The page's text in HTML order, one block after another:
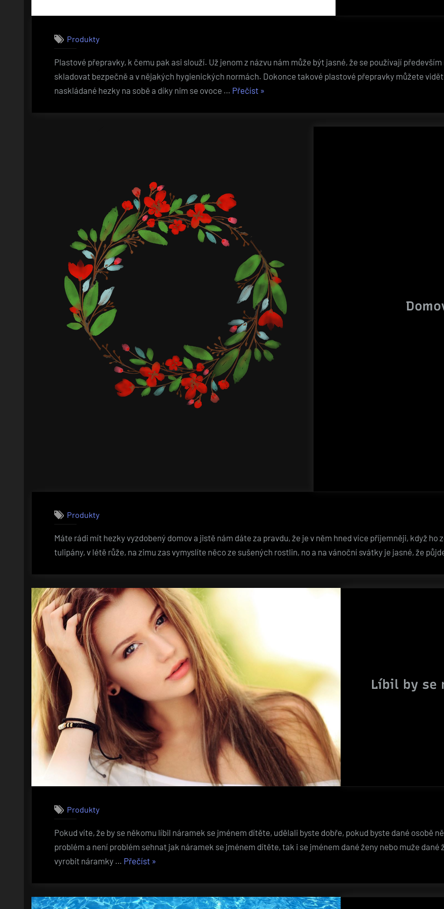
Produkty
Plastové přepravky, k čemu pak asi slouží. Už jenom z názvu nám může být jasné, že se používají
skladovat bezpečně a v nějakých hygienických normách. Dokonce takové plastové přepravky můžete
naskládané hezky na sobě a díky nim se ovoce … Přečíst„Jak
»
Produkty
Máte rádi mít hezky vyzdobený domov a jistě nám dáte za pravdu, že je v něm hned více příjemněji, když
tulipány, v létě růže, na zimu zas vymyslíte něco ze sušených rostlin, no a na vánoční svátky je jasné, že
Líbil by se
Produkty
Pokud víte, že by se někomu líbil náramek se jménem dítěte, udělali byste dobře, pokud byste dané osobě
problém a není problém sehnat jak náramek se jménem dítěte, tak i se jménem dané ženy nebo muže
vyrobit náramky … Přečíst„Líbil
náramek
»